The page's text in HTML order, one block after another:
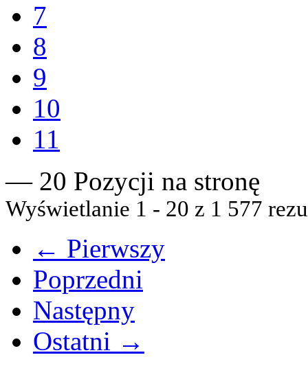
7
8
9
10
11
— 20 Pozycji na stronę
Wyświetlanie 1 - 20 z 1 577
← Pierwszy
Poprzedni
Następny
Ostatni →